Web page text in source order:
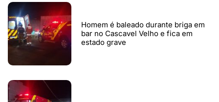
Homem é baleado durante briga em
bar no Cascavel Velho e fica em
estado grave